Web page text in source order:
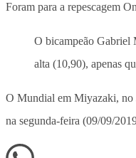
Foram para a repescagem
O bicampeão Gabriel
alta (10,90), apenas
O Mundial em Miyazaki, no
na segunda-feira (09/09/